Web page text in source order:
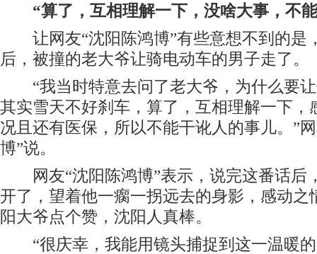
“算了，互相理解一下，没啥大事，不能
让网友“沈阳陈鸿博”有些意想不到的是
后，被撞的老大爷让骑电动车的男子走了。
“我当时特意去问了老大爷，为什么要让
其实雪天不好刹车，算了，互相理解一下，
况且还有医保，所以不能干讹人的事儿。”
博”说。
网友“沈阳陈鸿博”表示，说完这番话后
开了，望着他一瘸一拐远去的身影，感动之
阳大爷点个赞，沈阳人真棒。
“很庆幸，我能用镜头捕捉到这一温暖的